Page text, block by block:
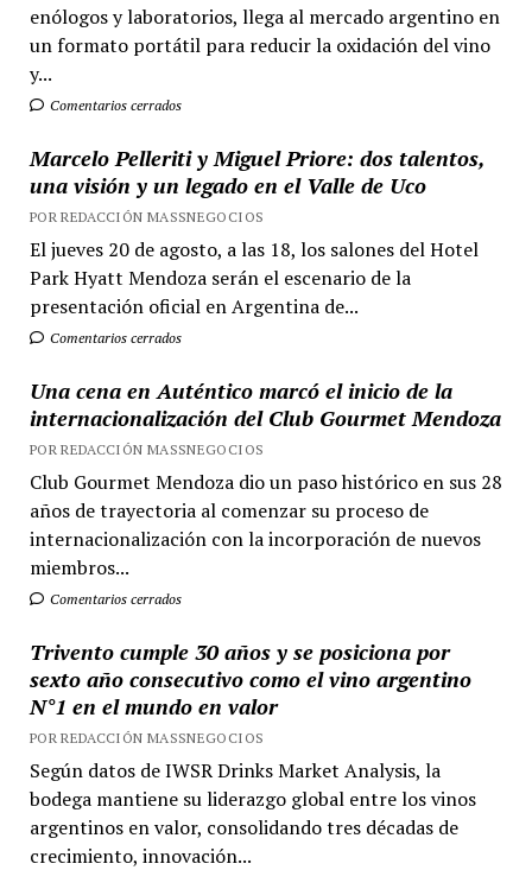
enólogos y laboratorios, llega al mercado argentino en
un formato portátil para reducir la oxidación del vino
y...
Comentarios cerrados
Marcelo Pelleriti y Miguel Priore: dos talentos,
una visión y un legado en el Valle de Uco
POR REDACCIÓN MASSNEGOCIOS
El jueves 20 de agosto, a las 18, los salones del Hotel
Park Hyatt Mendoza serán el escenario de la
presentación oficial en Argentina de...
Comentarios cerrados
Una cena en Auténtico marcó el inicio de la
internacionalización del Club Gourmet Mendoza
POR REDACCIÓN MASSNEGOCIOS
Club Gourmet Mendoza dio un paso histórico en sus 28
años de trayectoria al comenzar su proceso de
internacionalización con la incorporación de nuevos
miembros...
Comentarios cerrados
Trivento cumple 30 años y se posiciona por
sexto año consecutivo como el vino argentino
N°1 en el mundo en valor
POR REDACCIÓN MASSNEGOCIOS
Según datos de IWSR Drinks Market Analysis, la
bodega mantiene su liderazgo global entre los vinos
argentinos en valor, consolidando tres décadas de
crecimiento, innovación...